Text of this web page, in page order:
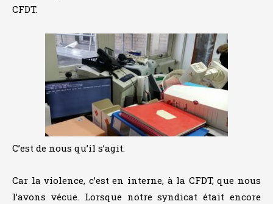
CFDT.
C’est de nous qu’il s’agit.
Car la violence, c’est en interne, à la CFDT, que nous
l’avons vécue. Lorsque notre syndicat était encore